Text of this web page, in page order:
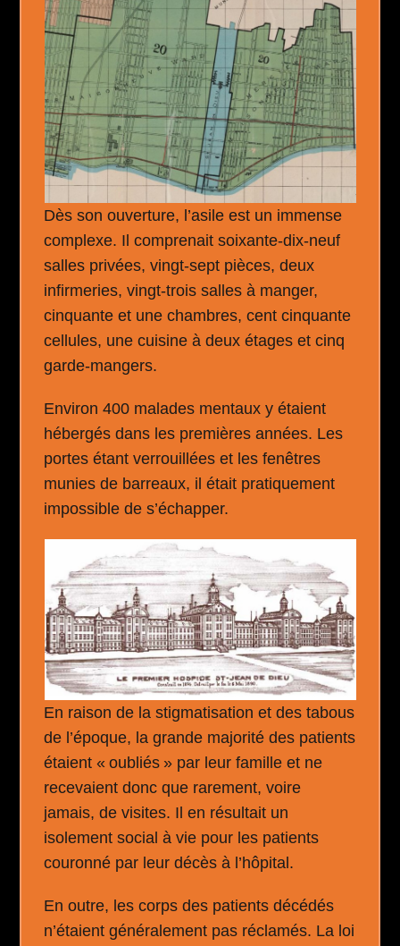
Dès son ouverture, l’asile est un immense
complexe. Il comprenait soixante-dix-neuf
salles privées, vingt-sept pièces, deux
infirmeries, vingt-trois salles à manger,
cinquante et une chambres, cent cinquante
cellules, une cuisine à deux étages et cinq
garde-mangers.
Environ 400 malades mentaux y étaient
hébergés dans les premières années. Les
portes étant verrouillées et les fenêtres
munies de barreaux, il était pratiquement
impossible de s’échapper.
En raison de la stigmatisation et des tabous
de l’époque, la grande majorité des patients
étaient « oubliés » par leur famille et ne
recevaient donc que rarement, voire
jamais, de visites. Il en résultait un
isolement social à vie pour les patients
couronné par leur décès à l’hôpital.
En outre, les corps des patients décédés
n’étaient généralement pas réclamés. La loi